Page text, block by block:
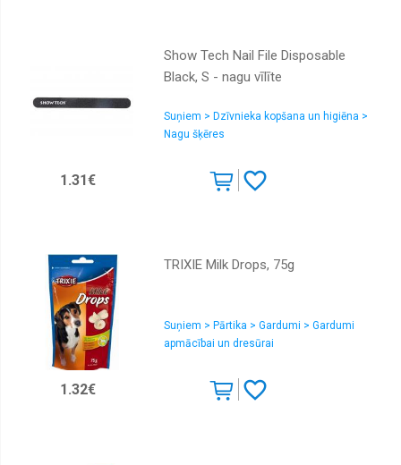
Show Tech Nail File Disposable
Black, S - nagu vīlīte
Suņiem > Dzīvnieka kopšana un higiēna >
Nagu šķēres
1.31€
TRIXIE Milk Drops, 75g
Suņiem > Pārtika > Gardumi > Gardumi
apmācībai un dresūrai
1.32€